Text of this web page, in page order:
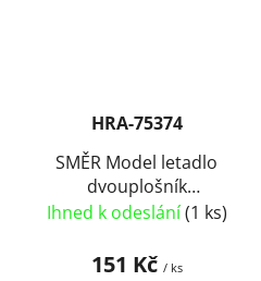
HRA-75374
SMĚR Model letadlo
dvouplošník
Polikarpov Po-2 Lyže
letadla)
Ihned k odeslání(1 ks)
151 Kč / ks